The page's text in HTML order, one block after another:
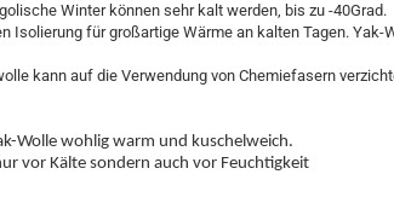
Winter können sehr kalt werden, bis zu -40Grad.
Isolierung für großartige Wärme an kalten Tagen.
kann auf die Verwendung von Chemiefasern
Wolle wohlig warm und kuschelweich.
vor Kälte sondern auch vor Feuchtigkeit